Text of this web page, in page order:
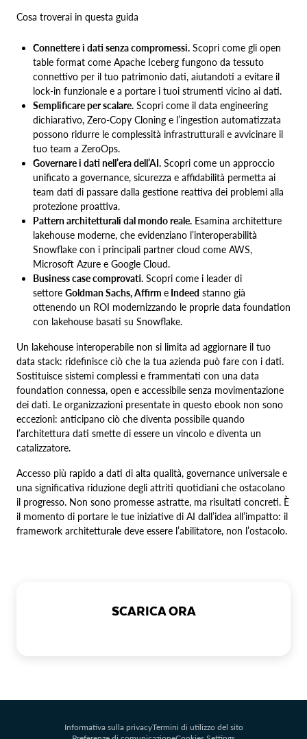
Cosa troverai in questa guida
Connettere i dati senza compromessi. Scopri come gli open
table format come Apache Iceberg fungono da tessuto
connettivo per il tuo patrimonio dati, aiutandoti a evitare il
lock-in funzionale e a portare i tuoi strumenti vicino ai dati.
Semplificare per scalare. Scopri come il data engineering
dichiarativo, Zero-Copy Cloning e l’ingestion automatizzata
possono ridurre le complessità infrastrutturali e avvicinare il
tuo team a ZeroOps.
Governare i dati nell’era dell’AI. Scopri come un approccio
unificato a governance, sicurezza e affidabilità permetta ai
team dati di passare dalla gestione reattiva dei problemi alla
protezione proattiva.
Pattern architetturali dal mondo reale. Esamina architetture
lakehouse moderne, che evidenziano l’interoperabilità
Snowflake con i principali partner cloud come AWS,
Microsoft Azure e Google Cloud.
Business case comprovati. Scopri come i leader di
settore Goldman Sachs, Affirm e Indeed stanno già
ottenendo un ROI modernizzando le proprie data foundation
con lakehouse basati su Snowflake.
Un lakehouse interoperabile non si limita ad aggiornare il tuo
data stack: ridefinisce ciò che la tua azienda può fare con i dati.
Sostituisce sistemi complessi e frammentati con una data
foundation connessa, open e accessibile senza movimentazione
dei dati. Le organizzazioni presentate in questo ebook non sono
eccezioni: anticipano ciò che diventa possibile quando
l’architettura dati smette di essere un vincolo e diventa un
catalizzatore.
Accesso più rapido a dati di alta qualità, governance universale e
una significativa riduzione degli attriti quotidiani che ostacolano
il progresso. Non sono promesse astratte, ma risultati concreti. È
il momento di portare le tue iniziative di AI dall’idea all’impatto: il
framework architetturale deve essere l’abilitatore, non l’ostacolo.
SCARICA ORA
Informativa sulla privacyTermini di utilizzo del sito